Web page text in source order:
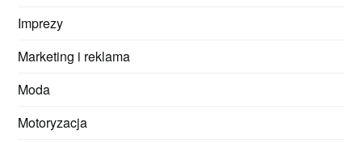
Imprezy
Marketing i reklama
Moda
Motoryzacja